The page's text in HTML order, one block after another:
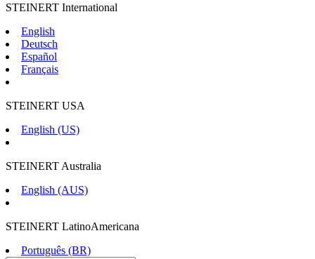
STEINERT International
English
Deutsch
Español
Français
STEINERT USA
English (US)
STEINERT Australia
English (AUS)
STEINERT LatinoAmericana
Português (BR)